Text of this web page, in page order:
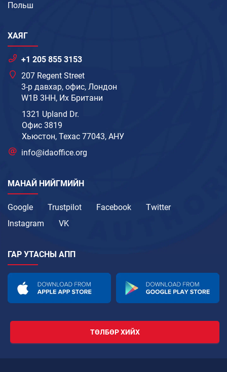
Польш
ХАЯГ
+1 205 855 3153
207 Regent Street
3-р давхар, офис, Лондон
W1B 3HH, Их Британи
1321 Upland Dr.
Офис 3819
Хьюстон, Техас 77043, АНУ
info@idaoffice.org
МАНАЙ НИЙГМИЙН
Google Trustpilot Facebook
Twitter
Instagram
VK
ГАР УТАСНЫ АПП
ТӨЛБӨР ХИЙХ